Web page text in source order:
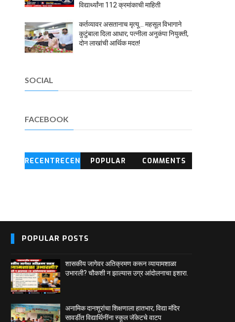
विद्यार्थ्यांना 112 क्रमांकाची माहिती
कर्तव्यावर असतानाच मृत्यू... महसूल विभागाने
कुटुंबाला दिला आधार; पत्नीला अनुकंपा नियुक्ती,
दोन लाखांची आर्थिक मदत!
SOCIAL
FACEBOOK
RECENTRECEN
POPULAR COMMENTS
POPULAR POSTS
शासकीय जागेवर अतिक्रमण करून व्यायामशाळा
उभारली? चौकशी न झाल्यास उग्र आंदोलनाचा इशारा.
अनामिक दानशूरांचा शिक्षणाला हातभार; विद्या मंदिर
सावर्डीत विद्यार्थिनींना स्कूल जॅकेटचे वाटप